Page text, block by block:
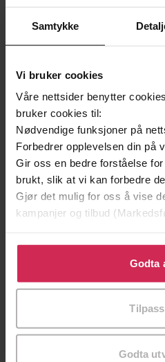
Samtykke
Vi bruker cookies
Våre nettsider benytter
bruker cookies til:
Nødvendige funksjoner på
Forbedrer opplevelsen din på
Gir oss en bedre forståelse
brukt, slik at vi kan forbedre
Gjør det mulig for oss å vise
kampanjer og tilbud
Klikk på «Godta alle» for å gi
bruke cookies for alle disse
tilpasse ditt samtykke til
Godta
Tilpass
Godta
199,-
Minnesota
Jo Nesbø
EBOK
Memory,
Forfattere Tad Williams
Forlag Hodder &
12.11.2015